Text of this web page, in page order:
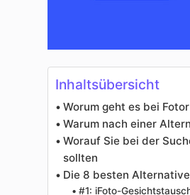
Inhaltsübersicht
Worum geht es bei
Warum nach einer
Worauf Sie bei der
sollten
Die 8 besten
#1: iFoto-